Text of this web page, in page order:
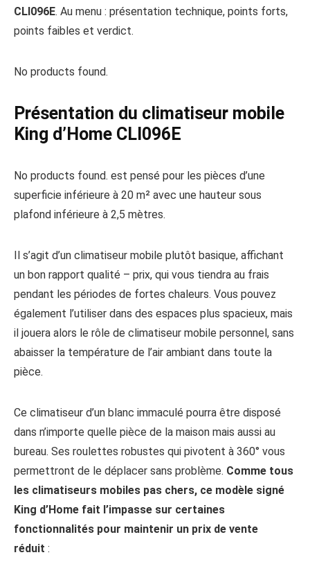
CLI096E. Au menu : présentation technique, points forts,
points faibles et verdict.
No products found.
Présentation du climatiseur mobile
King d’Home CLI096E
No products found. est pensé pour les pièces d’une
superficie inférieure à 20 m² avec une hauteur sous
plafond inférieure à 2,5 mètres.
Il s’agit d’un climatiseur mobile plutôt basique, affichant
un bon rapport qualité – prix, qui vous tiendra au frais
pendant les périodes de fortes chaleurs. Vous pouvez
également l’utiliser dans des espaces plus spacieux, mais
il jouera alors le rôle de climatiseur mobile personnel, sans
abaisser la température de l’air ambiant dans toute la
pièce.
Ce climatiseur d’un blanc immaculé pourra être disposé
dans n’importe quelle pièce de la maison mais aussi au
bureau. Ses roulettes robustes qui pivotent à 360° vous
permettront de le déplacer sans problème. Comme tous
les climatiseurs mobiles pas chers, ce modèle signé
King d’Home fait l’impasse sur certaines
fonctionnalités pour maintenir un prix de vente
réduit :